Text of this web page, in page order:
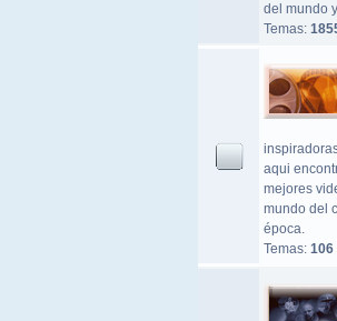
del mundo
Temas:
aqui
mejores
mundo del
época.
Temas: 106